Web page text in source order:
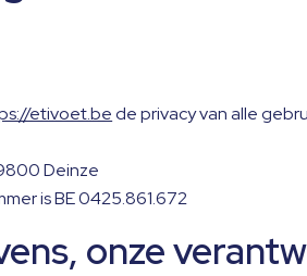
etivoet.bede privacy van alle
Deinze
is BE 0425.861.672
onze